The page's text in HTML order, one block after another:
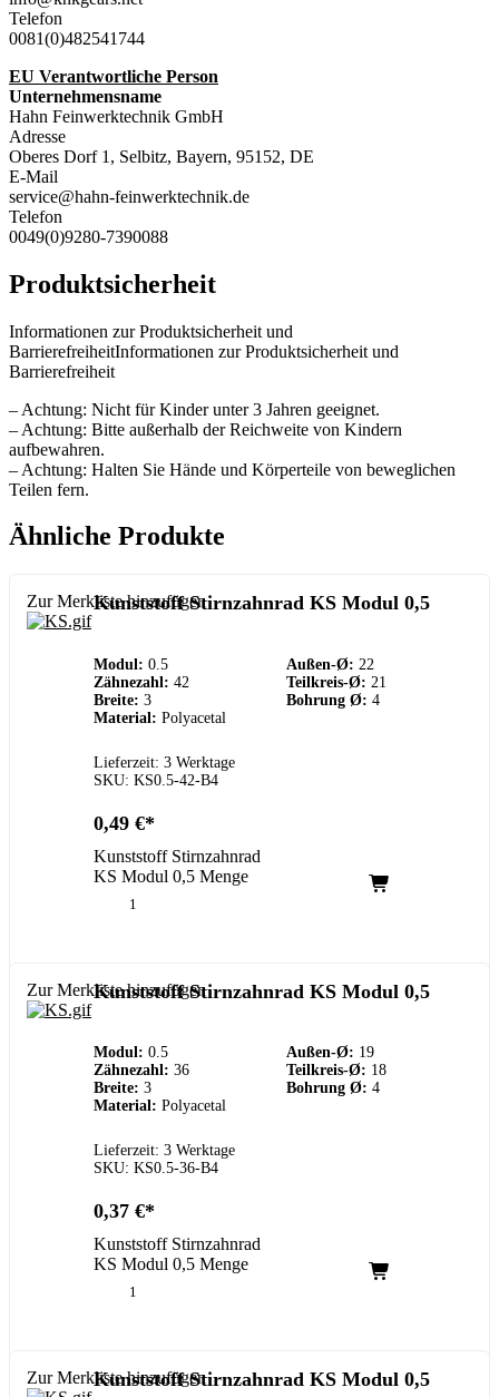
Telefon
0081(0)482541744
EU Verantwortliche Person
Unternehmensname
Hahn Feinwerktechnik GmbH
Adresse
Oberes Dorf 1, Selbitz, Bayern, 95152, DE
E-Mail
service@hahn-feinwerktechnik.de
Telefon
0049(0)9280-7390088
Produktsicherheit
Informationen zur Produktsicherheit und
BarrierefreiheitInformationen zur Produktsicherheit und
Barrierefreiheit
– Achtung: Nicht für Kinder unter 3 Jahren geeignet.
– Achtung: Bitte außerhalb der Reichweite von Kindern
aufbewahren.
– Achtung: Halten Sie Hände und Körperteile von beweglichen
Teilen fern.
Ähnliche Produkte
Zur Merkliste hinzufügen
Kunststoff Stirnzahnrad KS Modul 0,5
Modul: 0.5 Außen-Ø: 22
Zähnezahl: 42 Teilkreis-Ø: 21
Breite: 3 Bohrung Ø: 4
Material: Polyacetal
Lieferzeit: 3 Werktage
SKU: KS0.5-42-B4
0,49 €
Kunststoff Stirnzahnrad
KS Modul 0,5 Menge
Zur Merkliste hinzufügen
Kunststoff Stirnzahnrad KS Modul 0,5
Modul: 0.5 Außen-Ø: 19
Zähnezahl: 36 Teilkreis-Ø: 18
Breite: 3 Bohrung Ø: 4
Material: Polyacetal
Lieferzeit: 3 Werktage
SKU: KS0.5-36-B4
0,37 €
Kunststoff Stirnzahnrad
KS Modul 0,5 Menge
Zur Merkliste hinzufügen
Kunststoff Stirnzahnrad KS Modul 0,5